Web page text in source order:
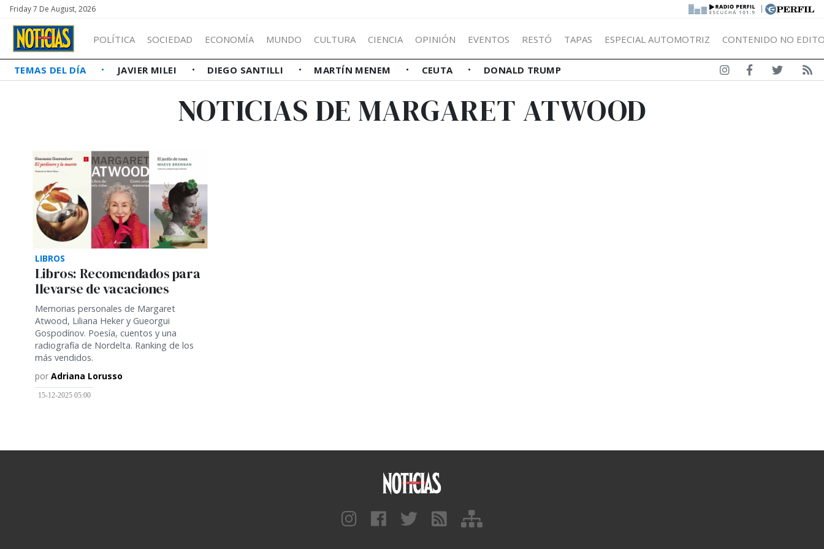
Friday 7 De August, 2026 |
POLÍTICA SOCIEDAD ECONOMÍA MUNDO CULTURA CIENCIA OPINIÓN EVENTOS RESTÓ TAPAS ESPECIAL AUTOMOTRIZ CONTENIDO NO
TEMAS DEL DÍA JAVIER MILEI DIEGO SANTILLI MARTÍN MENEM CEUTA DONALD TRUMP
NOTICIAS DE MARGARET ATWOOD
LIBROS
Libros: Recomendados para
llevarse de vacaciones
Memorias personales de Margaret
Atwood, Liliana Heker y Gueorgui
Gospodínov. Poesía, cuentos y una
radiografía de Nordelta. Ranking de los
más vendidos.
por Adriana Lorusso
15-12-2025 05:00